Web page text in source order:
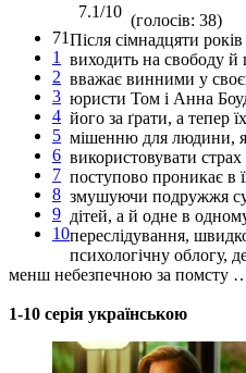
71
1
2
3
4
5
6
7
8
9
10
7.1/10 (голосів: 38)
Після сімнадцяти
виходить на свободу й
вважає винними у
юристи Том і Анна
його за ґрати, а тепер
мішенню для людини,
використовувати
поступово проникає в
змушуючи подружжя
дітей, а й одне в
переслідування,
психологічну облогу,
менш небезпечною за помсту
1-10 серія українською